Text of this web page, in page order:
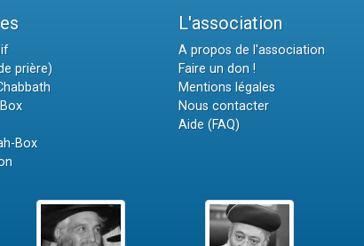
prière)
Box
L'association
A propos de l'association
Faire un don !
Mentions légales
Nous contacter
Aide (FAQ)